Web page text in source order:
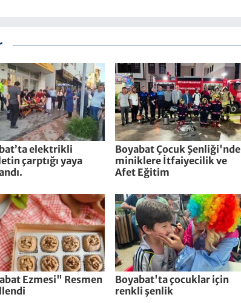
elektrikli
çarptığı yaya
Boyabat Çocuk Şenliği'nde
miniklere İtfaiyecilik ve
Afet Eğitim
Ezmesi" Resmen
Boyabat'ta çocuklar için
renkli şenlik